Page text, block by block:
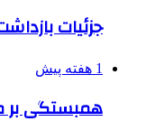
جزئیات
1 هفته پیش
همبستگی بر